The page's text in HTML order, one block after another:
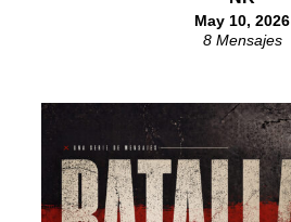
May 10, 2026
8 Mensajes